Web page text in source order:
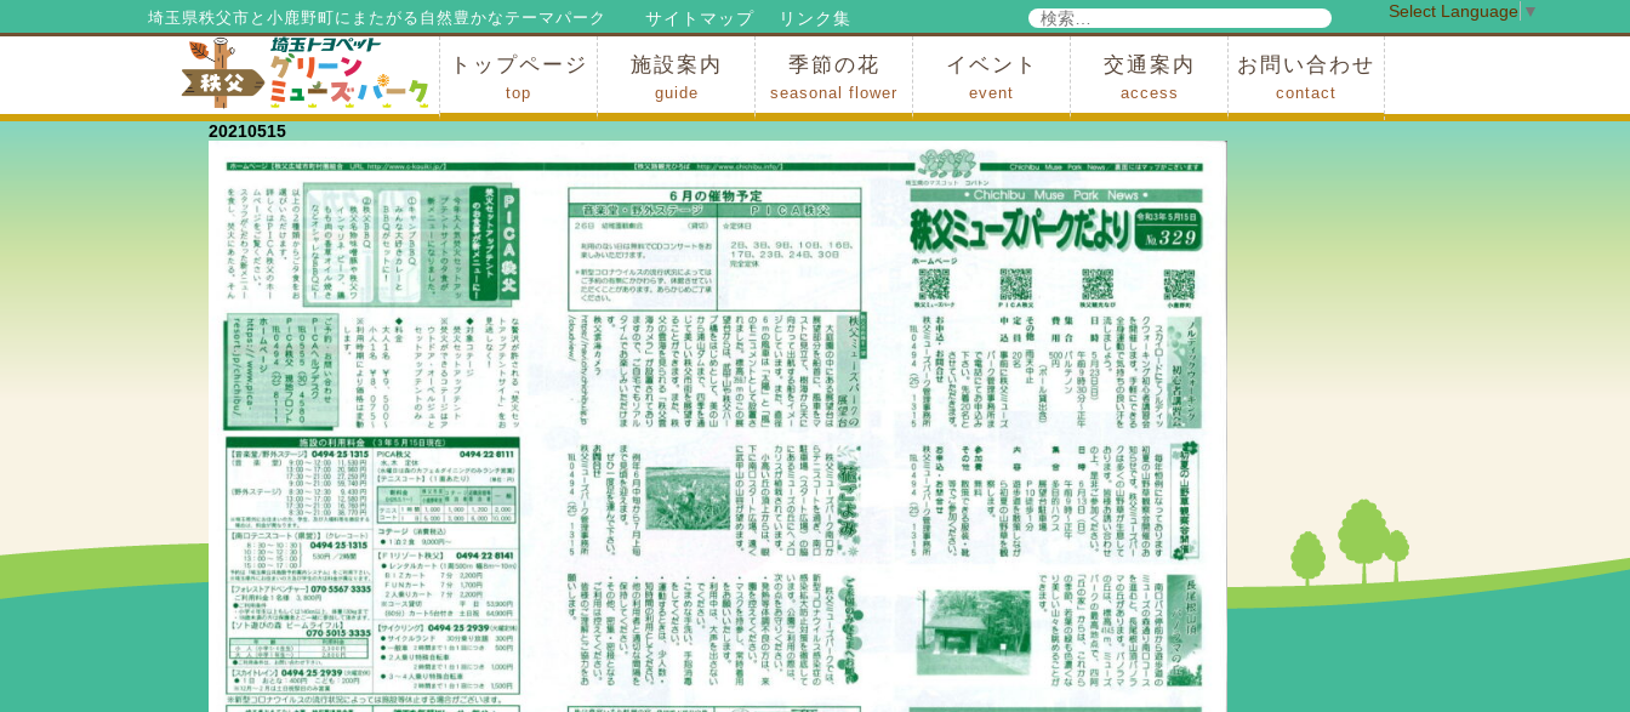
埼玉県秩父市と小鹿野町にまたがる自然豊かなテーマパーク リンク集
サイトマップ
検
検
索
トップページ
top
ミューズパークからのお知らせ
ミューズパークだより
公園内マップ
施設の貸出
利用料金
公園内での行為許可
公園内での禁止行為
施設案内
guide
アトラクション
施設・イベント会場
レストラン・ショップ
スポーツ
花・自然
ハイキング・広場・景色
季節の花
seasonal flower
花の開花状況
梅
桜
スイセン
シャクナゲ
アジサイ
イチョウ
モミジの紅葉
イベント
event
写真展
インストラクター事業
コンサート
総合イベント
交通案内
access
車でお越しの場合
電車・バスでお越しの場合
※町営バスをご利用の場合
タクシーをご利用の場合
スカイトレイン(園内)
レンタサイクル(園内)
お問い合わせ
contact
管理事務所
小鹿野町農林産物直売所
スポーツの森
F1リゾート秩父
フォレストアドベンシャー秩父
ソト遊びの森
メープルベース
西武観光バス秩父営業所
Select Language ▼
20210515